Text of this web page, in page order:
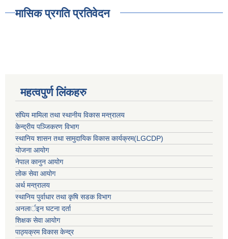
मासिक प्रगति प्रतिवेदन
महत्वपुर्ण लिंकहरु
संघिय मामिला तथा स्थानीय विकास मन्त्रालय
केन्द्रीय पञ्जिकरण विभाग
स्थानिय शासन तथा सामुदायिक विकास कार्यक्रम(LGCDP)
योजना आयोग
नेपाल कानुन आयोग
लोक सेवा आयोग
अर्थ मन्त्रालय
स्थानिय पुर्वाधार तथा कृषि सडक विभाग
अनलार्इन घटना दर्ता
शिक्षक सेवा आयोग
पाठ्यक्रम विकास केन्द्र